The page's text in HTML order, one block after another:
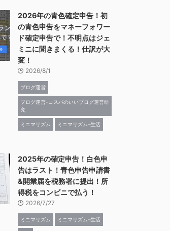
2026年の青色確定申告！初
の青色申告をマネーフォワー
ド確定申告で！不明点はジェ
ミニに聞きまくる！仕訳が大
変！
2026/8/1
ブログ運営
ブログ運営-コスパのいいブログ運営研
究
ミニマリズム ミニマリズム-生活
2025年の確定申告！白色申
告はラスト！青色申告申請書
&開業届を税務署に提出！所
得税をコンビニで払う！
2026/7/27
ミニマリズム ミニマリズム-生活